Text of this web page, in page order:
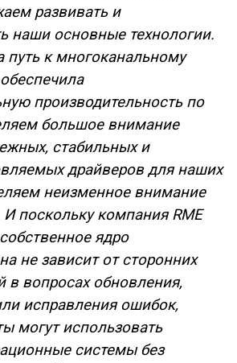
развивать и
наши основные технологии.
путь к многоканальному
производительность по
большое внимание
стабильных и
драйверов для наших
неизменное внимание
И посколькукомпания RME
ядро
не зависит от сторонних
в вопросах обновления,
исправления ошибок,
могут использовать
системы без